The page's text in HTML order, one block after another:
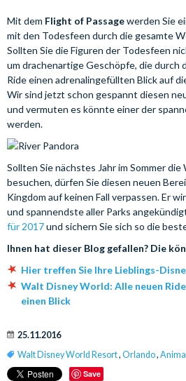
Mit dem Flight of Passagewerden Sie
mit den Todesfeen durch die gesamte
Sollten Sie die Figuren der Todesfeen
um drachenartige Geschöpfe, die durch
Ride einen adrenalingefüllten Blick auf
Wir sind jetzt schon gespannt diesen
und vermuten es könnte einer der
werden.
Sollten Sie nächstes Jahr im Sommer
besuchen, dürfen Sie diesen neuen
Kingdom auf keinen Fall verpassen. Er
und spannendste aller Parks
für 2017und sichern Sie sich so die
Ihnen hat dieser Blog gefallen? Die
Hier treffen Sie Ihre Lieblings-
Walt Disney World: Alle neuen
einen Blick
25.11.2016
Walt Disney World Resort, Orlando,
Save